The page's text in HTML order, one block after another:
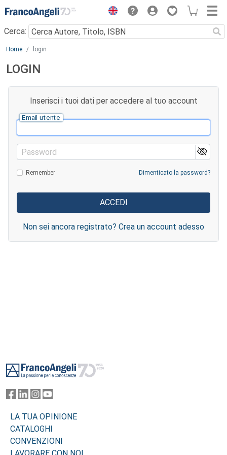
Menu
Cerca:
Main content
Home login
LOGIN
Inserisci i tuoi dati per accedere al tuo account
Email utente
Password
Remember Dimenticato la password?
Non sei ancora registrato? Crea un account adesso
LA TUA OPINIONE
CATALOGHI
CONVENZIONI